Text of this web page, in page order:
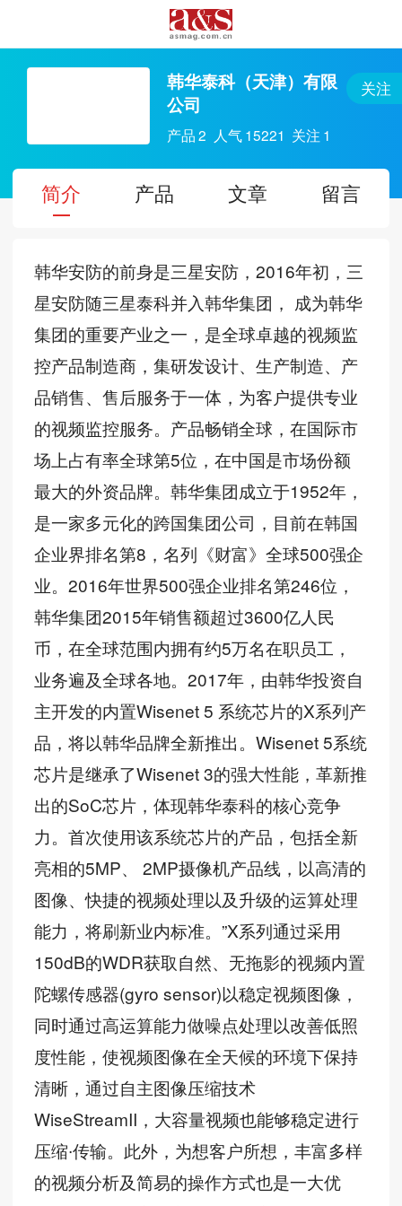
韩华泰科（天津）有限
公司
产品2 人气 15221 关注 1
关注
简介 产品 文章 留言
韩华安防的前身是三星安防，2016年初，三
星安防随三星泰科并入韩华集团， 成为韩华
集团的重要产业之一，是全球卓越的视频监
控产品制造商，集研发设计、生产制造、产
品销售、售后服务于一体，为客户提供专业
的视频监控服务。产品畅销全球，在国际市
场上占有率全球第5位，在中国是市场份额
最大的外资品牌。韩华集团成立于1952年，
是一家多元化的跨国集团公司，目前在韩国
企业界排名第8，名列《财富》全球500强企
业。2016年世界500强企业排名第246位，
韩华集团2015年销售额超过3600亿人民
币，在全球范围内拥有约5万名在职员工，
业务遍及全球各地。2017年，由韩华投资自
主开发的内置Wisenet 5 系统芯片的X系列产
品，将以韩华品牌全新推出。Wisenet 5系统
芯片是继承了Wisenet 3的强大性能，革新推
出的SoC芯片，体现韩华泰科的核心竞争
力。首次使用该系统芯片的产品，包括全新
亮相的5MP、 2MP摄像机产品线，以高清的
图像、快捷的视频处理以及升级的运算处理
能力，将刷新业内标准。”X系列通过采用
150dB的WDR获取自然、无拖影的视频内置
陀螺传感器(gyro sensor)以稳定视频图像，
同时通过高运算能力做噪点处理以改善低照
度性能，使视频图像在全天候的环境下保持
清晰，通过自主图像压缩技术
WiseStreamII，大容量视频也能够稳定进行
压缩∙传输。此外，为想客户所想，丰富多样
的视频分析及简易的操作方式也是一大优